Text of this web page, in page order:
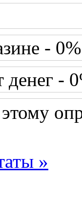
- 0%
-
»